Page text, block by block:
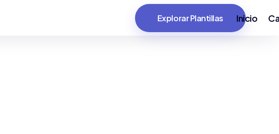
Inicio
Explorar Plantillas